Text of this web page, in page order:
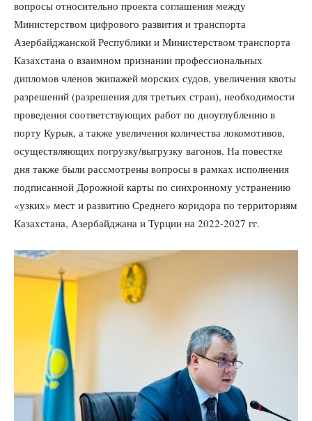
вопросы относительно проекта соглашения между
Министерством цифрового развития и транспорта
Азербайджанской Республики и Министерством транспорта
Казахстана о взаимном признании профессиональных
дипломов членов экипажей морских судов, увеличения квоты
разрешений (разрешения для третьих стран), необходимости
проведения соответствующих работ по дноуглублению в
порту Курык, а также увеличения количества локомотивов,
осуществляющих погрузку/выгрузку вагонов. На повестке
дня также были рассмотрены вопросы в рамках исполнения
подписанной Дорожной карты по синхронному устранению
«узких» мест и развитию Среднего коридора по территориям
Казахстана, Азербайджана и Турции на 2022-2027 гг.